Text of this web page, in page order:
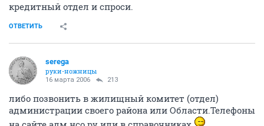
кредитный отдел и спроси.
ОТВЕТИТЬ
serega
руки-ножницы
16 марта 2006 213
либо позвонить в жилищный комитет (отдел)
администрации своего района или Области.Телефоны